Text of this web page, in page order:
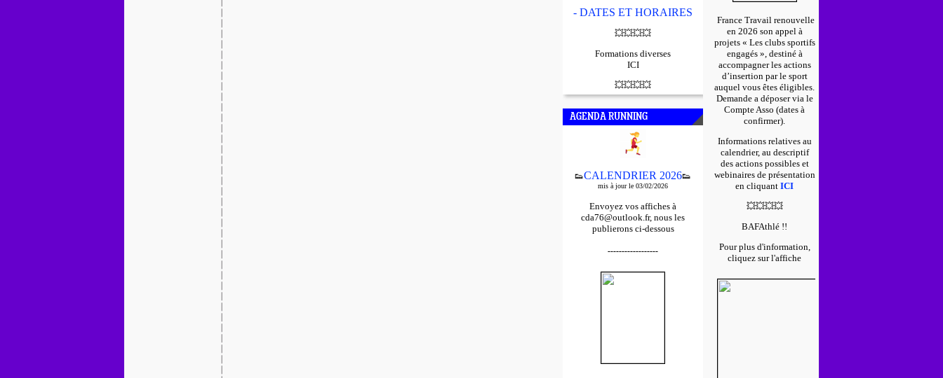
- DATES ET HORAIRES
💥💥💥💥
Formations diverses
ICI
💥💥💥💥
AGENDA RUNNING
👟CALENDRIER 2026👟
mis à jour le 03/02/2026
Envoyez vos affiches à
cda76@outlook.fr, nous les
publierons ci-dessous
------------------
France Travail renouvelle
en 2026 son appel à
projets « Les clubs sportifs
engagés », destiné à
accompagner les actions
d’insertion par le sport
auquel vous êtes éligibles.
Demande a déposer via le
Compte Asso (dates à
confirmer).
Informations relatives au
calendrier, au descriptif
des actions possibles et
webinaires de présentation
en cliquant ICI
💥💥💥💥
BAFAthlé !!
Pour plus d'information,
cliquez sur l'affiche